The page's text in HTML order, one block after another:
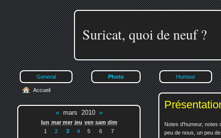
Suricat, quoi de neuf ?
General Photo Humour
Notes d'humeur, notes
peu de nous, un peu
Accueil
«mars 2010 »
lun mar mer jeu ven sam dim
1
2 3 4 5 6
7